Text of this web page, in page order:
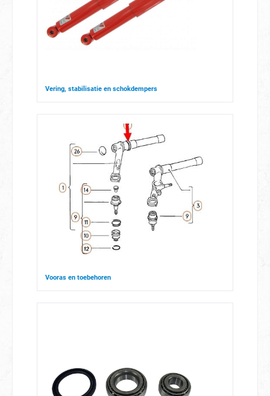
Vering, stabilisatie en schokdempers
Vooras en toebehoren